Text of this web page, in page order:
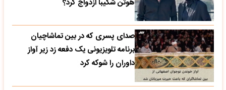
هوتن شکیبا ازدواج کرد؟
صدای پسری که در بین تماشاچیان
برنامه تلویزیونی یک دفعه زد زیر آواز
داوران را شوکه کرد